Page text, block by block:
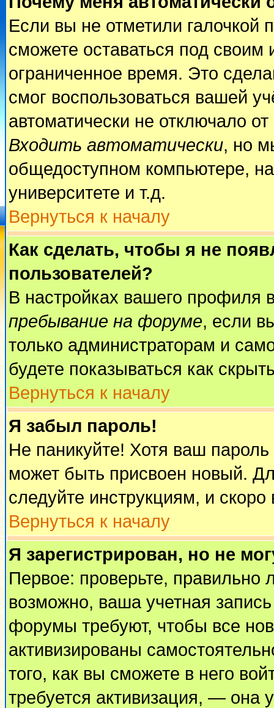
Если вы не отметили галочкой
сможете оставаться под
ограниченное время. Это
смог воспользоваться вашей
автоматически не отключало
Входить автоматически, но
общедоступном компьютере,
университете и т.д.
Вернуться к началу
Как сделать, чтобы я не
пользователей?
В настройках вашего профиля
пребывание на форуме, если
только администраторам и
будете показываться как
Вернуться к началу
Я забыл пароль!
Не паникуйте! Хотя ваш
может быть присвоен новый.
следуйте инструкциям, и
Вернуться к началу
Я зарегистрирован, но не
Первое: проверьте, правильно
возможно, ваша учетная
форумы требуют, чтобы все
активизированы
того, как вы сможете в него
требуется активизация, — она